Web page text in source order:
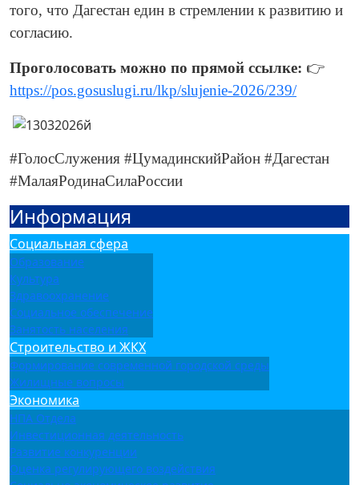
того, что Дагестан един в стремлении к развитию и
согласию.
Проголосовать можно по прямой ссылке: 👉
https://pos.gosuslugi.ru/lkp/slujenie-2026/239/
#ГолосСлужения #ЦумадинскийРайон #Дагестан
#МалаяРодинаСилаРоссии
Информация
Социальная сфера
Образование
Культура
Здравоохранение
Социальное обеспечение
Занятость населения
Строительство и ЖКХ
Формирование современной городской среды
Жилищные вопросы
Экономика
НПА Отдела
Инвестиционная деятельность
Развитие конкуренции
Оценка регулирующего воздействия